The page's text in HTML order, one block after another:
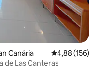
Canária 4,88 de uma
4,88 (156)
de Las Canteras